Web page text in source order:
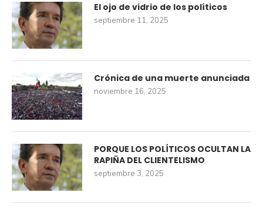
El ojo de vidrio de los políticos
septiembre 11, 2025
Crónica de una muerte anunciada
noviembre 16, 2025
PORQUE LOS POLÍTICOS OCULTAN LA
RAPIÑA DEL CLIENTELISMO
septiembre 3, 2025